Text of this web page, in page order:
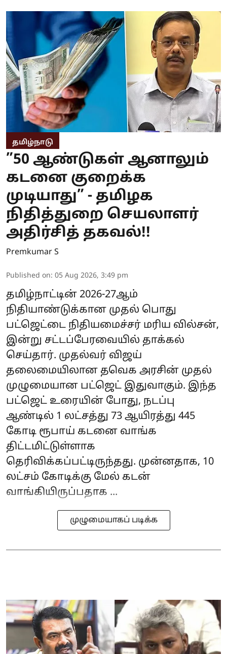
தமிழ்நாடு
”50 ஆண்டுகள் ஆனாலும்
கடனை குறைக்க
முடியாது” - தமிழக
நிதித்துறை செயலாளர்
அதிர்சித் தகவல்!!
Premkumar S
Published on: 05 Aug 2026, 3:49 pm
தமிழ்நாட்டின் 2026-27ஆம்
நிதியாண்டுக்கான முதல் பொது
பட்ஜெட்டை நிதியமைச்சர் மரிய வில்சன்,
இன்று சட்டப்பேரவையில் தாக்கல்
செய்தார். முதல்வர் விஜய்
தலைமையிலான தவெக அரசின் முதல்
முழுமையான பட்ஜெட் இதுவாகும். இந்த
பட்ஜெட் உரையின் போது, நடப்பு
ஆண்டில் 1 லட்சத்து 73 ஆயிரத்து 445
கோடி ரூபாய் கடனை வாங்க
திட்டமிட்டுள்ளாக
தெரிவிக்கப்பட்டிருந்தது. முன்னதாக, 10
லட்சம் கோடிக்கு மேல் கடன்
வாங்கியிருப்பதாக ...
முழுமையாகப் படிக்க